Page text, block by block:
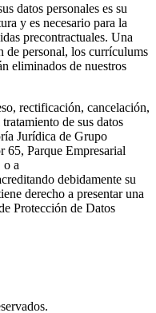
datos personales es su
y es necesario para la
precontractuales. Una
de personal, los currículums
eliminados de nuestros
rectificación, cancelación,
de sus datos
Jurídica de Grupo
65, Parque Empresarial
a
debidamente su
derecho a presentar una
Protección de Datos